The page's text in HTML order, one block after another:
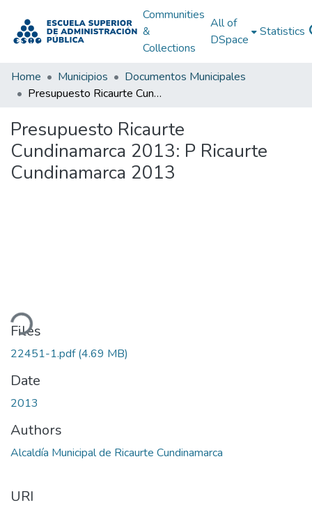
Communities
&
Collections
All of
DSpace
Statistics
Home Municipios
Documentos Municipales
Presupuesto Ricaurte Cundinamarca 2013: P Ricaurte Cundinamarca 2013
Presupuesto Ricaurte
Cundinamarca 2013: P Ricaurte
Cundinamarca 2013
Files
22451-1.pdf(4.69 MB)
Date
2013
Authors
Alcaldía Municipal de Ricaurte Cundinamarca
URI